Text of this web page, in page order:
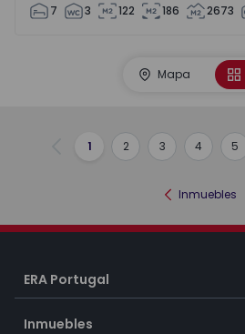
7 3 122 186 2673
Mapa
Anterior
1 2 3 4 5
Inmuebles
ERA Portugal
Inmuebles